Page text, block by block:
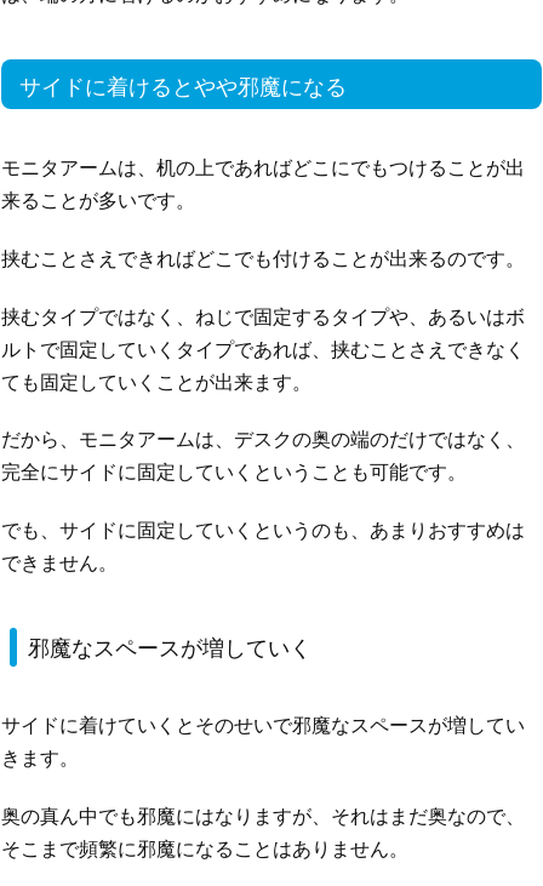
サイドに着けるとやや邪魔になる
モニタアームは、机の上であればどこにでもつけることが出
来ることが多いです。
挟むことさえできればどこでも付けることが出来るのです。
挟むタイプではなく、ねじで固定するタイプや、あるいはボ
ルトで固定していくタイプであれば、挟むことさえできなく
ても固定していくことが出来ます。
だから、モニタアームは、デスクの奥の端のだけではなく、
完全にサイドに固定していくということも可能です。
でも、サイドに固定していくというのも、あまりおすすめは
できません。
邪魔なスペースが増していく
サイドに着けていくとそのせいで邪魔なスペースが増してい
きます。
奥の真ん中でも邪魔にはなりますが、それはまだ奥なので、
そこまで頻繁に邪魔になることはありません。